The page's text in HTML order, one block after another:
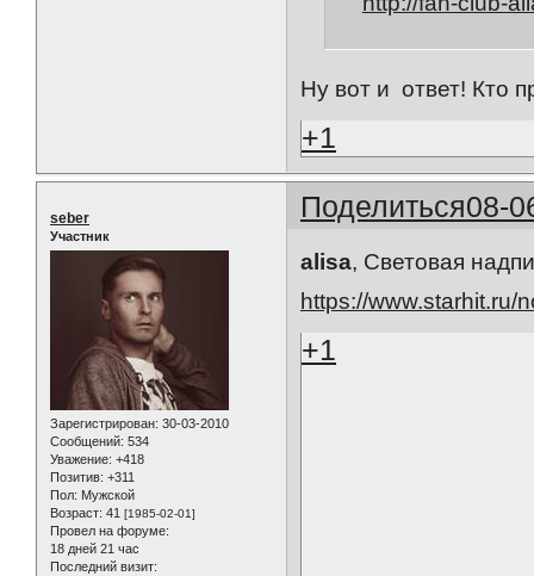
Ну вот и ответ! Кто
+1
Поделиться08-
seber
Участник
Зарегистрирован: 30-03-2010
Сообщений: 534
Уважение: +418
Позитив: +311
Пол: Мужской
Возраст: 41 [1985-02-01]
Провел на форуме:
18 дней 21 час
Последний визит:
alisa, Световая
https://
+1